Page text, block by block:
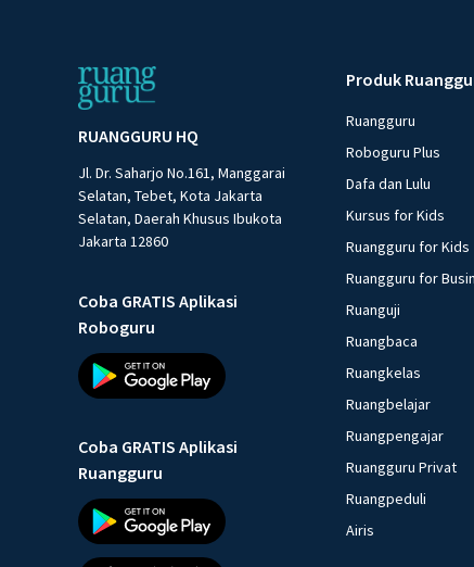
RUANGGURU HQ
Jl. Dr. Saharjo No.161, Manggarai
Selatan, Tebet, Kota Jakarta
Selatan, Daerah Khusus Ibukota
Jakarta 12860
Coba GRATIS Aplikasi
Roboguru
Coba GRATIS Aplikasi
Ruangguru
Produk
Ruangguru
Roboguru Plus
Dafa dan Lulu
Kursus for Kids
Ruangguru for Kids
Ruangguru for
Ruanguji
Ruangbaca
Ruangkelas
Ruangbelajar
Ruangpengajar
Ruangguru Privat
Ruangpeduli
Airis